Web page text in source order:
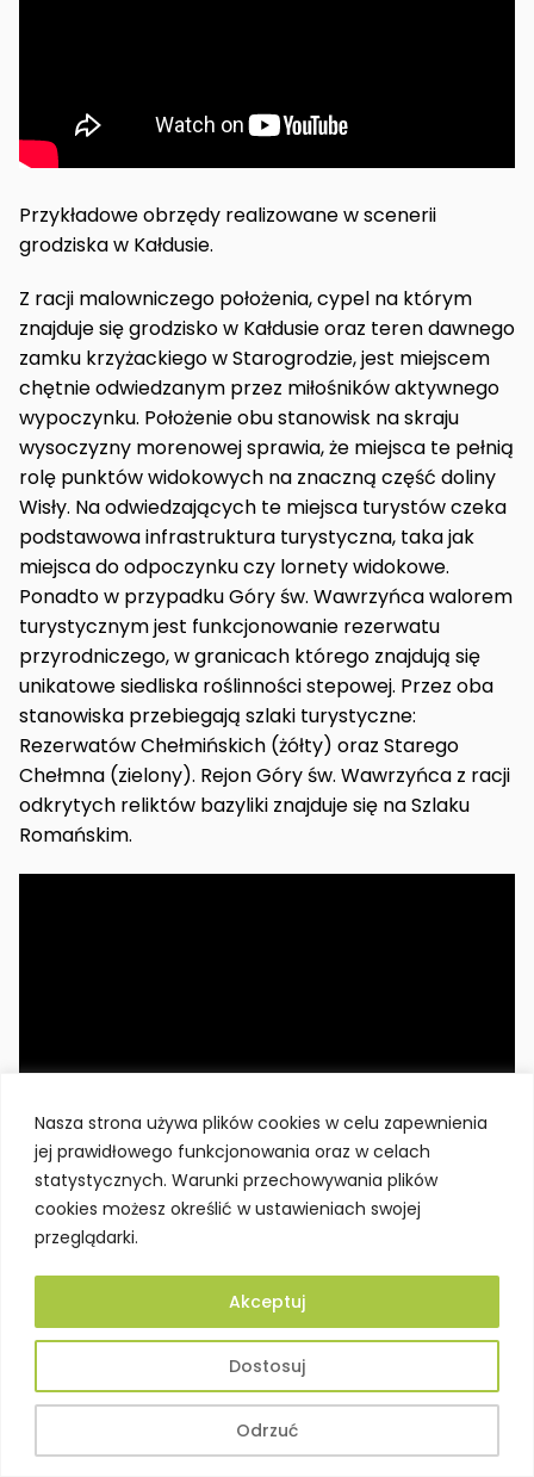
Nasza strona używa plików cookies w celu zapewnienia
jej prawidłowego funkcjonowania oraz w celach
statystycznych. Warunki przechowywania plików
cookies możesz określić w ustawieniach swojej
przeglądarki.
Dostosuj
Odrzuć
Akceptuj
Przykładowe obrzędy realizowane w scenerii
grodziska w Kałdusie.
Z racji malowniczego położenia, cypel na którym
znajduje się grodzisko w Kałdusie oraz teren dawnego
zamku krzyżackiego w Starogrodzie, jest miejscem
chętnie odwiedzanym przez miłośników aktywnego
wypoczynku. Położenie obu stanowisk na skraju
wysoczyzny morenowej sprawia, że miejsca te pełnią
rolę punktów widokowych na znaczną część doliny
Wisły. Na odwiedzających te miejsca turystów czeka
podstawowa infrastruktura turystyczna, taka jak
miejsca do odpoczynku czy lornety widokowe.
Ponadto w przypadku Góry św. Wawrzyńca walorem
turystycznym jest funkcjonowanie rezerwatu
przyrodniczego, w granicach którego znajdują się
unikatowe siedliska roślinności stepowej. Przez oba
stanowiska przebiegają szlaki turystyczne:
Rezerwatów Chełmińskich (żółty) oraz Starego
Chełmna (zielony). Rejon Góry św. Wawrzyńca z racji
odkrytych reliktów bazyliki znajduje się na Szlaku
Romańskim.
Krajobraz przyrodniczy rejonu Góry św. Wawrzyńca
Turystów pragnących poznać kulturową rolę wzgórz
na powstanie Chełmna przyciąga również cykliczny,
Perspektywy – 9 Hills Festival
tylko ma pokazywać piękno architektury i historii
miasta, ale także witalność oraz kreatywność
lokalnej społeczności. Podczas festiwalu uliczki